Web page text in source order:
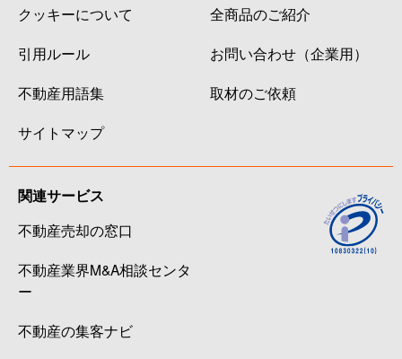
クッキーについて
引用ルール
不動産用語集
サイトマップ
全商品のご紹介
お問い合わせ（企業用）
取材のご依頼
関連サービス
不動産売却の窓口
不動産業界M&A相談センタ
ー
不動産の集客ナビ